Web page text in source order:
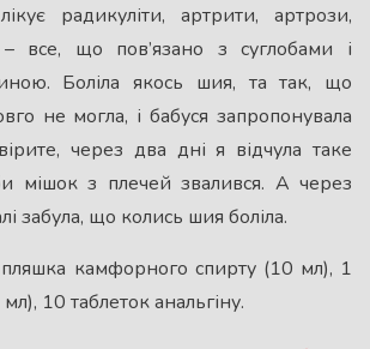
радикуліти, артрити, артрози,
– все, що пов’язано з суглобами і
Боліла якось шия, та так, що
не могла, і бабуся запропонувала
через два дні я відчула таке
мішок з плечей звалився. А через
забула, що колись шия боліла.
камфорного спирту (10 мл), 1
10 таблеток анальгіну.